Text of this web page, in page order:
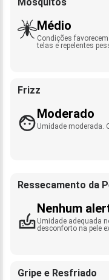
Médio
Condições
telas e repelentes
Frizz
Moderado
Umidade moderada.
Ressecamento da
Nenhum
Umidade adequada
desconforto na pele
Gripe e Resfriado